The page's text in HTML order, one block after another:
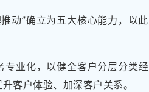
动”确立为五大核心能力，以此
专业化，以健全客户分层分类经
客户体验、加深客户关系。